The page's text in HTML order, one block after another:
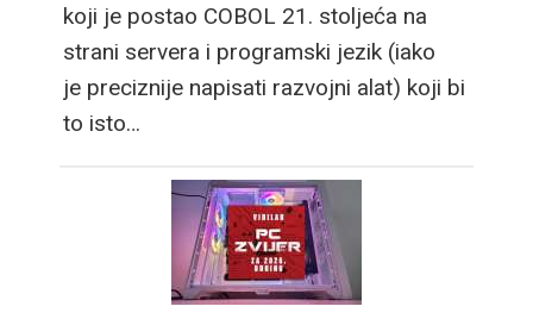
koji je postao COBOL 21. stoljeća na
strani servera i programski jezik (iako
je preciznije napisati razvojni alat) koji bi
to isto…